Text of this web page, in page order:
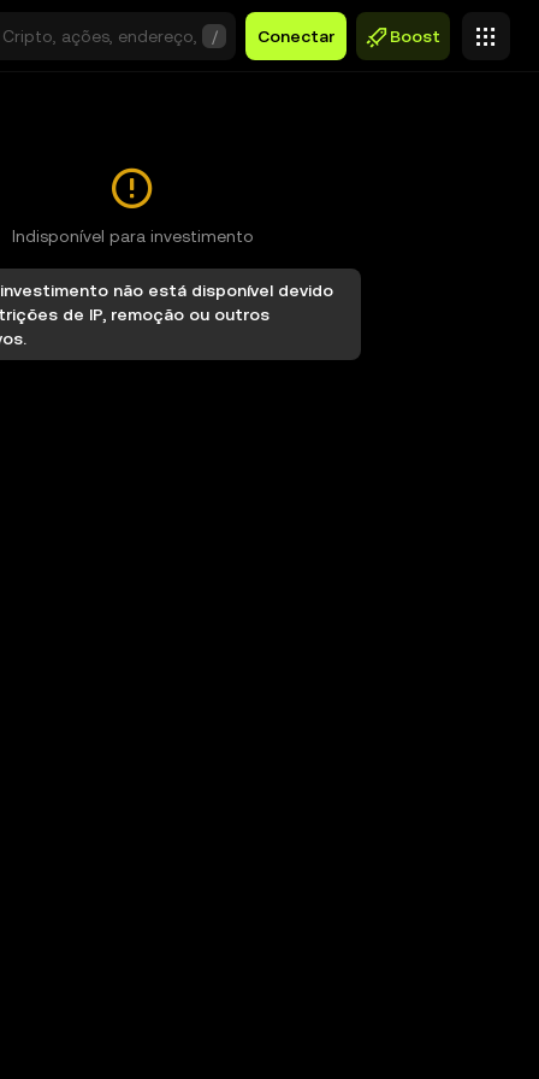
/ Conectar Boost
Indisponível para investimento
não está disponível devido
de IP, remoção ou outros